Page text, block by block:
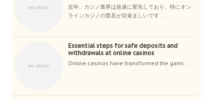
近年、カジノ業界は急速に変化しており、特にオン
ラインカジノの普及が目覚ましいです ...
Essential steps for safe deposits and
withdrawals at online casinos
Online casinos have transformed the gami ...